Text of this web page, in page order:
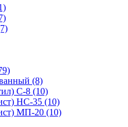
(8)
С-8 (10)
НС-35 (10)
МП-20 (10)